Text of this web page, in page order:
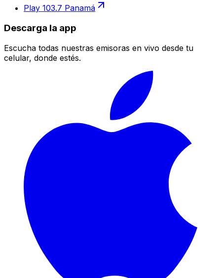
Play 103.7 Panamá
Descarga la app
Escucha todas nuestras emisoras en vivo desde tu
celular, donde estés.